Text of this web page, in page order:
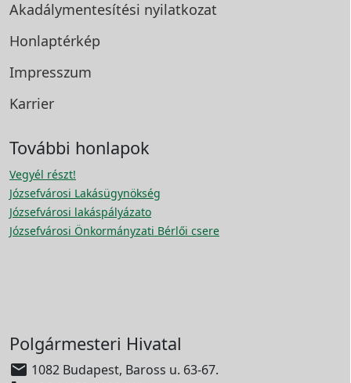
Akadálymentesítési nyilatkozat
Honlaptérkép
Impresszum
Karrier
További honlapok
Vegyél részt!
Józsefvárosi Lakásügynökség
Józsefvárosi lakáspályázato
Józsefvárosi Önkormányzati Bérlői csere
Polgármesteri Hivatal
 1082 Budapest, Baross u. 63-67.